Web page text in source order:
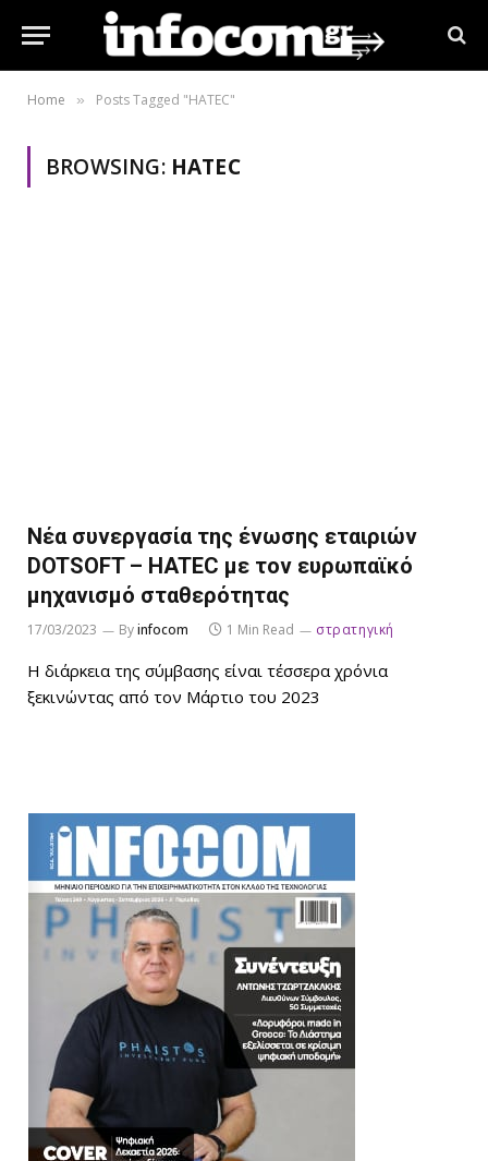
Home » Posts Tagged "HATEC"
BROWSING: HATEC
Νέα συνεργασία της ένωσης εταιριών
DOTSOFT – HATEC με τον ευρωπαϊκό
μηχανισμό σταθερότητας
17/03/2023 Byinfocom 1 Min Read στρατηγική
Η διάρκεια της σύμβασης είναι τέσσερα χρόνια
ξεκινώντας από τον Μάρτιο του 2023